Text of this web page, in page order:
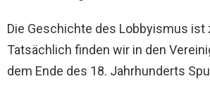
Die Geschichte des Lobbyismus ist
Tatsächlich finden wir in den
dem Ende des 18. Jahrhunderts